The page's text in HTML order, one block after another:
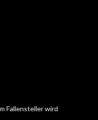
Fallensteller wird